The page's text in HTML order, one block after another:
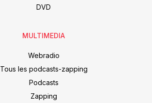
DVD
MULTIMEDIA
Webradio
Tous les podcasts-zapping
Podcasts
Zapping